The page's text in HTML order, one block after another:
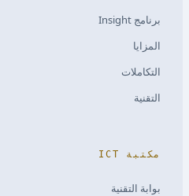
برنامج Insight
المزايا
التكاملات
التقنية
مكتبة ICT
بوابة التقنية